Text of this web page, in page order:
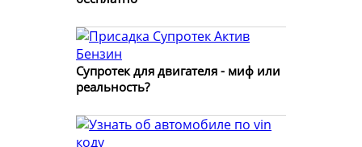
Супротек для двигателя - миф или
реальность?